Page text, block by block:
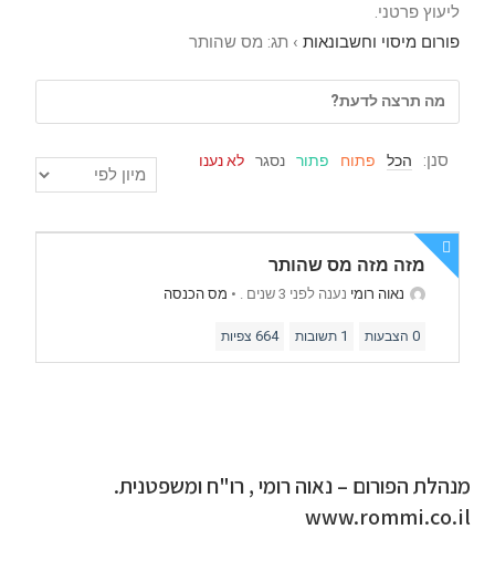
ליעוץ פרטני.
פורום מיסוי וחשבונאות › תג: מס שהותר
סנן: הכל פתוח פתור נסגר לא נענו
מזה מזה מס שהותר
נאוה רומי נענה לפני 3 שנים . • מס הכנסה
664 צפיות 1 תשובות 0 הצבעות
מנהלת הפורום – נאוה רומי , רו"ח ומשפטנית.
www.rommi.co.il